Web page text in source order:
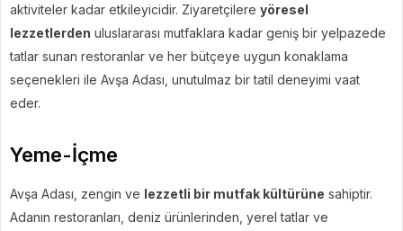
aktiviteler kadar etkileyicidir. Ziyaretçilere yöresel
lezzetlerden uluslararası mutfaklara kadar geniş bir yelpazede
tatlar sunan restoranlar ve her bütçeye uygun konaklama
seçenekleri ile Avşa Adası, unutulmaz bir tatil deneyimi vaat
eder.
Yeme-İçme
Avşa Adası, zengin ve lezzetli bir mutfak kültürüne sahiptir.
Adanın restoranları, deniz ürünlerinden, yerel tatlar ve